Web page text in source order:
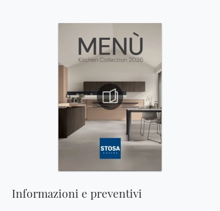
Informazioni e preventivi